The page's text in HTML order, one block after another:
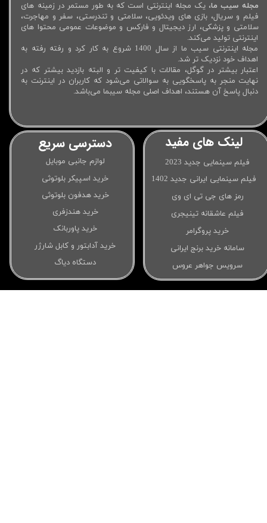
مجله سیب ما، یک مجله اینترنتی است که به طور مستمر در زمینه های
فیلم و سریال، بازی های ویدئویی، سلامتی و تندرستی، سفر و مهاجرت،
سلامتی و پزشکی، ارز دیجیتال و فارکس و موضوعات عمومی محتوا های
اینترنتی تولید می‌کند.
مجله اینترنتی سیب ما از سال 1400 شروع به کار کرد و رفته رفته به
اهداف خود نزدیک تر شد.
اعتبار بیشتر در گوگل، مقالات با کیفیت تر و البته بازدید بیشتر که در
نهایت منجر به پاسخگویی به سوالاتی می‌شود که کاربران در اینترنت به
دنبال پاسخ آن هستند، اهداف اصلی مجله سیبما می‌باشد.
دسترسی سریع
لوازم جانبی موبایل
خرید اسپیکر بلوتوثی
خرید هدفون بلوتوثی
خرید هندزفری
خرید پاوربانک
خرید آدابتور و کابل شارژر
دستگاه دیاگ
لینک های مفید
فیلم سینمایی جدید 2023
فیلم سینمایی ایرانی جدید 1402
رمز های جی تی ای وی
فیلم عاشقانه تینیجری
خرید پروگرامر
سامانه خرید برنج ایرانی
سرویس جواهر عروس